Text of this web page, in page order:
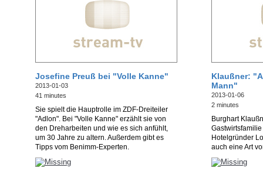
Josefine Preuß bei "Volle Kanne"
2013-01-03
41 minutes
Sie spielt die Hauptrolle im ZDF-Dreiteiler
"Adlon". Bei "Volle Kanne" erzählt sie von
den Dreharbeiten und wie es sich anfühlt,
um 30 Jahre zu altern. Außerdem gibt es
Tipps vom Benimm-Experten.
Klaußner:
Mann"
2013-01-06
2 minutes
Burghart
Hotelgründer
auch eine Art